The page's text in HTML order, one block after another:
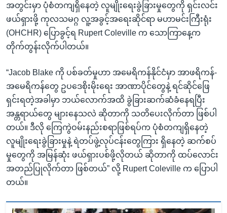
အတွင်းမှာ ပုံစံတကျရှိနေတဲ့ လူမျိုးရေးခွဲခြားမှုတွေကို ရှင်းလင်း
ဖယ်ရှားဖို့ ကုလသမဂ္ဂ လူ့အခွင့်အရေးဆိုင်ရာ မဟာမင်းကြီးရုံး
(OHCHR) ပြောခွင့်ရ Rupert Coleville က သောကြာနေ့က
တိုက်တွန်းလိုက်ပါတယ်။
“Jacob Blake ကို ပစ်ခတ်မှုဟာ အမေရိကန်နိုင်ငံမှာ အာဖရိကန်-
အမေရိကန်တွေ ဥပဒေစိုးမိုးရေး အာဏာပိုင်တွေနဲ့ ရင်ဆိုင်ဖြေ
ရှင်းရတဲ့အခါမှာ ဘယ်လောက်အထိ ခွဲခြားဆက်ဆံခံနေရပြီး
အန္တရာယ်တွေ များနေသလဲ ဆိုတာကို သတိပေးလိုက်တာ ဖြစ်ပါ
တယ်။ ဒီလို ကြေကွဲဝမ်းနည်းစရာဖြစ်ရပ်က ပုံစံတကျရှိနေတဲ့
လူမျိုးရေးခွဲခြားမှုနဲ့ ရဲတပ်ဖွဲ့လုပ်ငန်းတွေကြား ရှိနေတဲ့ ဆက်စပ်
မှုတွေကို အမြန်ဆုံး ဖယ်ရှားပစ်ဖို့လိုတယ် ဆိုတာကို ထပ်လောင်း
အတည်ပြုလိုက်တာ ဖြစ်တယ်” လို့ Rupert Coleville က ပြောပါ
တယ်။